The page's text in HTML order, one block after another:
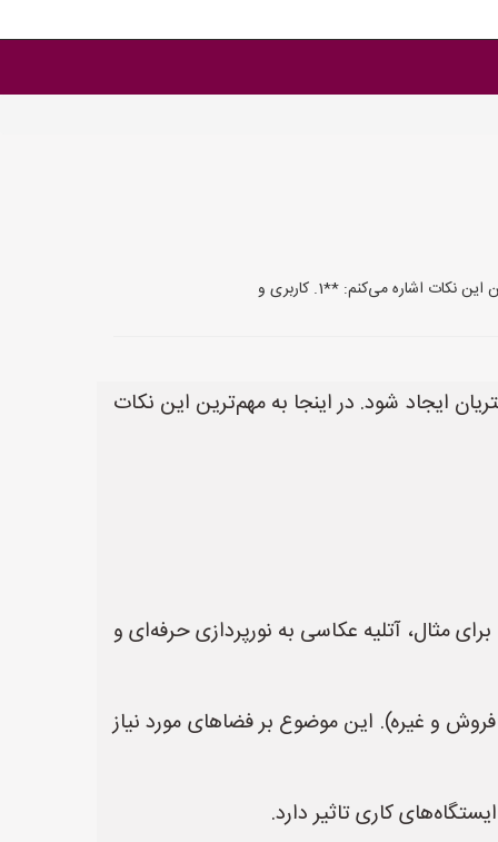
اشاره می‌کنم: **1. کاربری و
ایجاد شود. در اینجا به مهم‌ترین این نکات
مثال، آتلیه عکاسی به نورپردازی حرفه‌ای و
و غیره). این موضوع بر فضاهای مورد نیاز
کاری تاثیر دارد.